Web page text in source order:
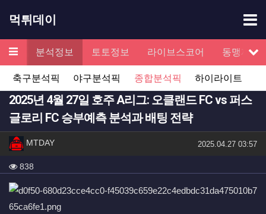
먹튀데이
메뉴
증 분석정보 토토정보 라이브스코어
동맹제휴
축구분석픽
야구분석픽 종합분석픽 하이라이트
2025년 4월 27일 호주 A리그: 오클랜드 FC vs 퍼스
글로리 FC 승부예측 분석과 배팅 전략
작성자 정보
MTDAY작성 작성일
2025.04.27 03:57
컨텐츠 정보
838
본문